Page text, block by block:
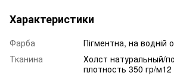
Характеристики
Фарба
Пігментна, на водній
Тканина
Холст натуральный/
плотность 350 гр/м12